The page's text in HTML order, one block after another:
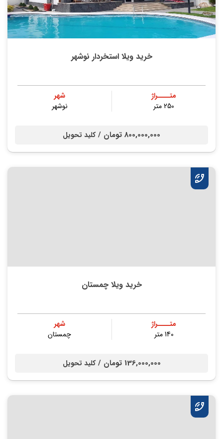
خرید ویلا استخردار نوشهر
متــــراژ
250 متر
شهر
نوشهر
800,000,000 تومان / کلید تحویل
خرید ویلا چمستان
متــــراژ
140 متر
شهر
چمستان
136,000,000 تومان / کلید تحویل